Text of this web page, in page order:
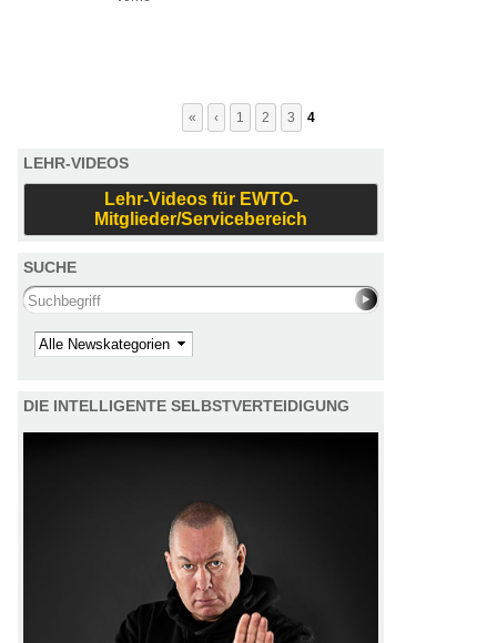
« ‹ 1 2 3 4
LEHR-VIDEOS
Lehr-Videos für EWTO-
Mitglieder/Servicebereich
SUCHE
Search this site
Kategorie
DIE INTELLIGENTE SELBSTVERTEIDIGUNG